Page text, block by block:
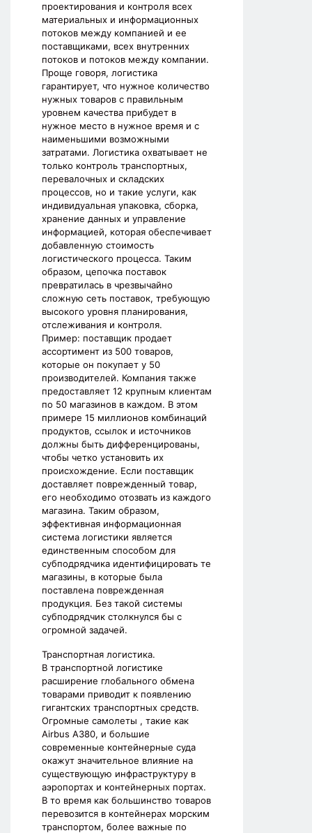
проектирования и контроля всех
материальных и информационных
потоков между компанией и ее
поставщиками, всех внутренних
потоков и потоков между компании.
Проще говоря, логистика
гарантирует, что нужное количество
нужных товаров с правильным
уровнем качества прибудет в
нужное место в нужное время и с
наименьшими возможными
затратами. Логистика охватывает не
только контроль транспортных,
перевалочных и складских
процессов, но и такие услуги, как
индивидуальная упаковка, сборка,
хранение данных и управление
информацией, которая обеспечивает
добавленную стоимость
логистического процесса. Таким
образом, цепочка поставок
превратилась в чрезвычайно
сложную сеть поставок, требующую
высокого уровня планирования,
отслеживания и контроля.
Пример: поставщик продает
ассортимент из 500 товаров,
которые он покупает у 50
производителей. Компания также
предоставляет 12 крупным клиентам
по 50 магазинов в каждом. В этом
примере 15 миллионов комбинаций
продуктов, ссылок и источников
должны быть дифференцированы,
чтобы четко установить их
происхождение. Если поставщик
доставляет поврежденный товар,
его необходимо отозвать из каждого
магазина. Таким образом,
эффективная информационная
система логистики является
единственным способом для
субподрядчика идентифицировать те
магазины, в которые была
поставлена поврежденная
продукция. Без такой системы
субподрядчик столкнулся бы с
огромной задачей.
Транспортная логистика.
В транспортной логистике
расширение глобального обмена
товарами приводит к появлению
гигантских транспортных средств.
Огромные самолеты , такие как
Airbus A380, и большие
современные контейнерные суда
окажут значительное влияние на
существующую инфраструктуру в
аэропортах и контейнерных портах.
В то время как большинство товаров
перевозится в контейнерах морским
транспортом, более важные по